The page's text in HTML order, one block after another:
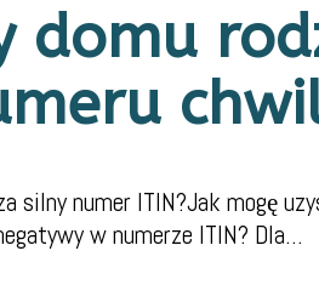
domu
silny numer ITIN?Jak mogę
w numerze ITIN? Dla…